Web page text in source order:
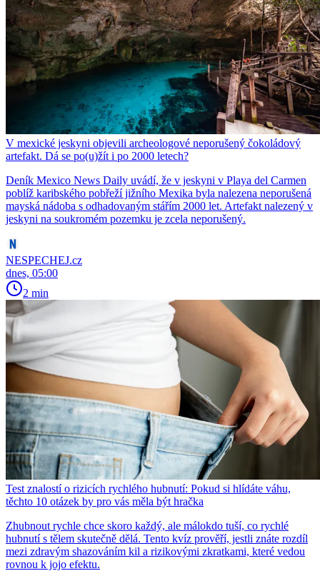
V mexické jeskyni objevili archeologové neporušený čokoládový
artefakt. Dá se po(u)žít i po 2000 letech?
Deník Mexico News Daily uvádí, že v jeskyni v Playa del Carmen
poblíž karibského pobřeží jižního Mexika byla nalezena neporušená
mayská nádoba s odhadovaným stářím 2000 let. Artefakt nalezený v
jeskyni na soukromém pozemku je zcela neporušený.
NESPECHEJ.cz
dnes, 05:00
2 min
Test znalostí o rizicích rychlého hubnutí: Pokud si hlídáte váhu,
těchto 10 otázek by pro vás měla být hračka
Zhubnout rychle chce skoro každý, ale málokdo tuší, co rychlé
hubnutí s tělem skutečně dělá. Tento kvíz prověří, jestli znáte rozdíl
mezi zdravým shazováním kil a rizikovými zkratkami, které vedou
rovnou k jojo efektu.